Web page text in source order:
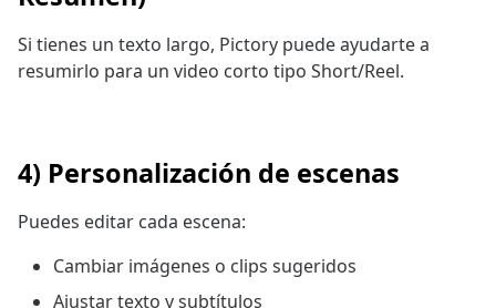
Si tienes un texto largo, Pictory puede ayudarte a
resumirlo para un video corto tipo Short/Reel.
4) Personalización de escenas
Puedes editar cada escena:
Cambiar imágenes o clips sugeridos
Ajustar texto y subtítulos